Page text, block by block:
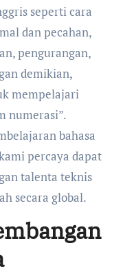
seperti cara
dan pecahan,
pengurangan,
demikian,
mempelajari
numerasi”.
bahasa
percaya dapat
talenta teknis
secara global.